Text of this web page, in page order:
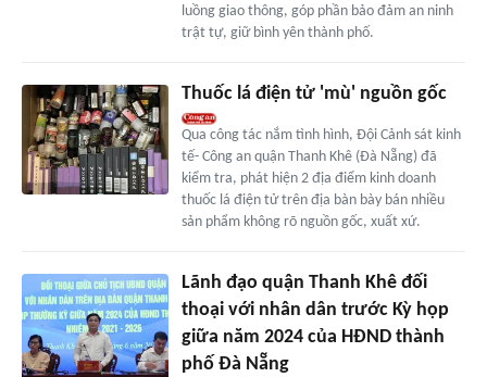
luồng giao thông, góp phần bảo đảm an ninh
trật tự, giữ bình yên thành phố.
Thuốc lá điện tử 'mù' nguồn gốc
Qua công tác nắm tình hình, Đội Cảnh sát kinh
tế- Công an quận Thanh Khê (Đà Nẵng) đã
kiểm tra, phát hiện 2 địa điểm kinh doanh
thuốc lá điện tử trên địa bàn bày bán nhiều
sản phẩm không rõ nguồn gốc, xuất xứ.
Lãnh đạo quận Thanh Khê đối
thoại với nhân dân trước Kỳ họp
giữa năm 2024 của HĐND thành
phố Đà Nẵng